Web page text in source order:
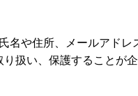
名や住所、メールアドレ
扱い、保護することが